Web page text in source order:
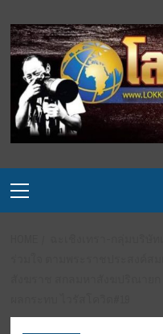
to
content
Menu